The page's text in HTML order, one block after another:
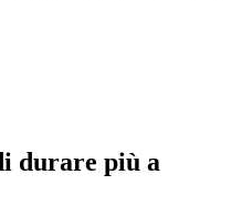
durare più a